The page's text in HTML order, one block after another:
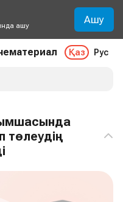
ашу Ашу
Қаз Рус
төлеудің